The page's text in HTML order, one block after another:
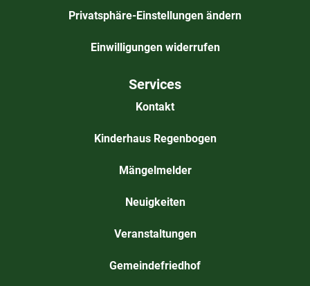
Privatsphäre-Einstellungen ändern
Einwilligungen widerrufen
Services
Kontakt
Kinderhaus Regenbogen
Mängelmelder
Neuigkeiten
Veranstaltungen
Gemeindefriedhof